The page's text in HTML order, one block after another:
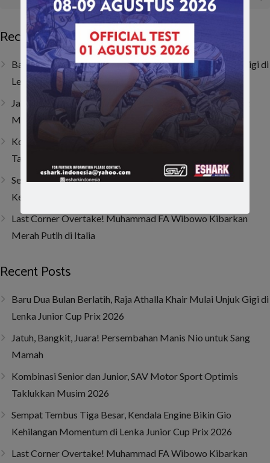
Recent Posts
Baru Dua Bulan Berlatih, Raja Athalla Khair Mulai Unjuk Gigi di
Lenka Junior Cup Prix 2026
Jatuh, Bangkit, Juara! Persembahan Manis Nio untuk Sang
Mamah
Kombinasi Senior dan Junior, SAV Motor Sport Optimis
Taklukkan Musim 2026
Sempat Tembus Tiga Besar, Kendala Engine Bikin Gio
Kehilangan Momentum di Lenka Junior Cup Prix 2026
Last Corner Overtake! Muhammad FA Wibowo Kibarkan
Merah Putih di Italia
Recent Posts
Baru Dua Bulan Berlatih, Raja Athalla Khair Mulai Unjuk Gigi di
Lenka Junior Cup Prix 2026
Jatuh, Bangkit, Juara! Persembahan Manis Nio untuk Sang
Mamah
Kombinasi Senior dan Junior, SAV Motor Sport Optimis
Taklukkan Musim 2026
Sempat Tembus Tiga Besar, Kendala Engine Bikin Gio
Kehilangan Momentum di Lenka Junior Cup Prix 2026
Last Corner Overtake! Muhammad FA Wibowo Kibarkan